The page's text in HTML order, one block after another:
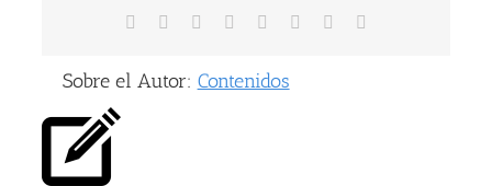
Facebook Reddit LinkedIn
TumblrPinterest
Sobre el Autor: Contenidos